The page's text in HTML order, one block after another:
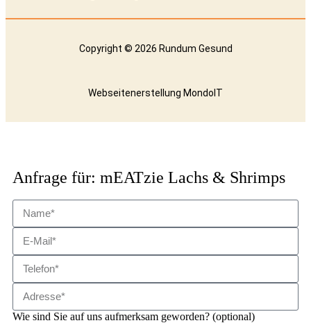
Copyright © 2026 Rundum Gesund
Webseitenerstellung MondoIT
Anfrage für: mEATzie Lachs & Shrimps
Wie sind Sie auf uns aufmerksam geworden? (optional)